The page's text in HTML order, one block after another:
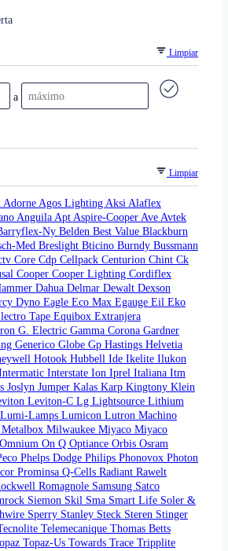
Limpiar
a
Limpiar
Adorne Agos Lighting Aksi Alaflex
Anguila Apt Aspire-Cooper Ave Avtek
Ny Belden Best Value Blackburn
Med Breslight Bticino Burndy Bussmann
Core Cdp Cellpack Centurion Chint Ck
Cooper Cooper Lighting Cordiflex
Dahua Delmar Dewalt Dexson
Dyno Eagle Eco Max Egauge Eil Eko
Tape Equibox Extranjera
G. Electric Gamma Corona Gardner
Generico Globe Gp Hastings Helvetia
Hotook Hubbell Ide Ikelite Ilukon
Interstate Ion Iprel Italiana Itm
Joslyn Jumper Kalas Karp Kingtony Klein
Leviton-C Lg Lightsource Lithium
Lumi-Lamps Lumicon Lutron Machino
Metalbox Milwaukee Miyaco Miyaco
Omnium On Q Optiance Orbis Osram
Phelps Dodge Philips Phonovox Photon
Prominsa Q-Cells Radiant Rawelt
Romagnole Samsung Satco
Siemon Skil Sma Smart Life Soler &
Sperry Stanley Steck Steren Stinger
Telemecanique Thomas Betts
Topaz-Us Towards Trace Tripplite